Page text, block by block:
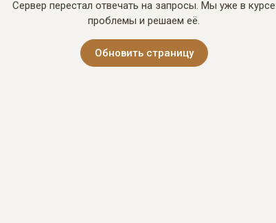
Сервер перестал отвечать на запросы. Мы уже в курсе
проблемы и решаем её.
Обновить страницу